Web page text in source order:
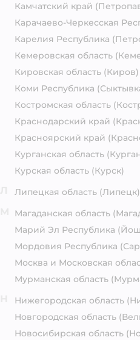
Камчатский край
Карачаево-Черкесская
Карелия Республика
Кемеровская область
Кировская область (Киров)
Коми Республика
Костромская область
Краснодарский край
Красноярский край
Курганская область
Курская область (Курск)
Липецкая область (Липецк)
Магаданская область
Марий Эл Республика
Мордовия Республика
Москва и Московская
Мурманская область
Нижегородская область
Новгородская область
Новосибирская область